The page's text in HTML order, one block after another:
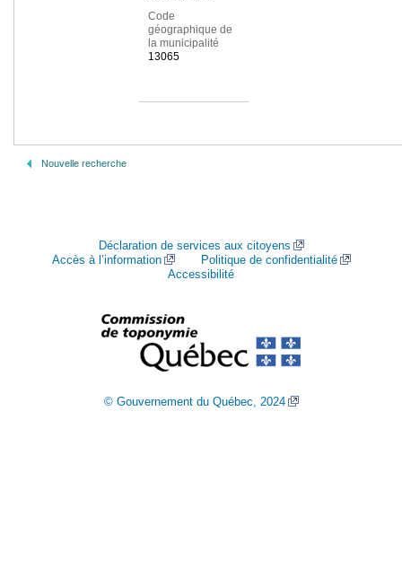
Code
géographique de
la municipalité
13065
Nouvelle recherche
Déclaration de services aux citoyens
Accès à l’information
Politique de confidentialité
Accessibilité
© Gouvernement du Québec, 2024